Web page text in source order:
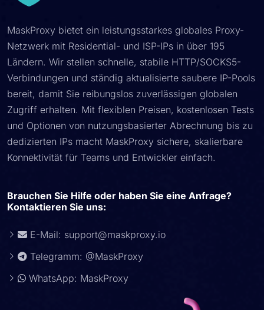
MaskProxy bietet ein leistungsstarkes globales Proxy-
Netzwerk mit Residential- und ISP-IPs in über 195
Ländern. Wir stellen schnelle, stabile HTTP/SOCKS5-
Verbindungen und ständig aktualisierte saubere IP-Pools
bereit, damit Sie reibungslos zuverlässigen globalen
Zugriff erhalten. Mit flexiblen Preisen, kostenlosen Tests
und Optionen von nutzungsbasierter Abrechnung bis zu
dedizierten IPs macht MaskProxy sichere, skalierbare
Konnektivität für Teams und Entwickler einfach.
Brauchen Sie Hilfe oder haben Sie eine Anfrage?
Kontaktieren Sie uns:
E-Mail: support@maskproxy.io
Telegramm: @MaskProxy
WhatsApp: MaskProxy